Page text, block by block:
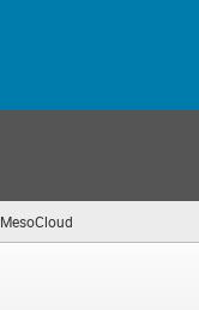
MesoCloud
êtes